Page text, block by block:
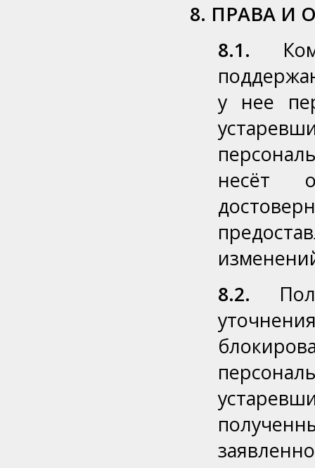
8. ПРАВА И
8.1.
у нее
несёт
8.2.